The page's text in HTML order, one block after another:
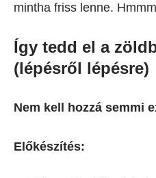
mintha friss lenne.
Így tedd el a
(lépésről lépésre)
Nem kell hozzá semmi
Előkészítés: